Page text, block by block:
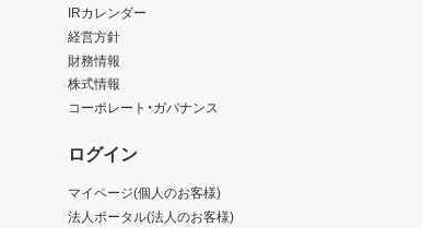
IRカレンダー
経営方針
財務情報
株式情報
コーポレート・ガバナンス
ログイン
マイページ(個人のお客様)
法人ポータル(法人のお客様)